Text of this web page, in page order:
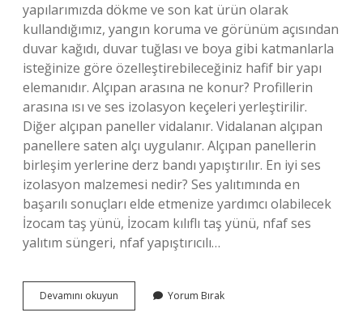
yapılarımızda dökme ve son kat ürün olarak
kullandığımız, yangın koruma ve görünüm açısından
duvar kağıdı, duvar tuğlası ve boya gibi katmanlarla
isteğinize göre özelleştirebileceğiniz hafif bir yapı
elemanıdır. Alçıpan arasına ne konur? Profillerin
arasına ısı ve ses izolasyon keçeleri yerleştirilir.
Diğer alçıpan paneller vidalanır. Vidalanan alçıpan
panellere saten alçı uygulanır. Alçıpan panellerin
birleşim yerlerine derz bandı yapıştırılır. En iyi ses
izolasyon malzemesi nedir? Ses yalıtımında en
başarılı sonuçları elde etmenize yardımcı olabilecek
İzocam taş yünü, İzocam kılıflı taş yünü, nfaf ses
yalıtım süngeri, nfaf yapıştırıcılı…
Devamını okuyun
Bölme
Yorum Bırak